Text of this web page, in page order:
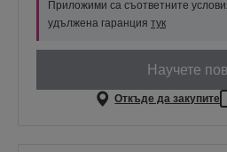
Приложими са съответните
удължена гаранция тук
Научете
Откъде да закупите